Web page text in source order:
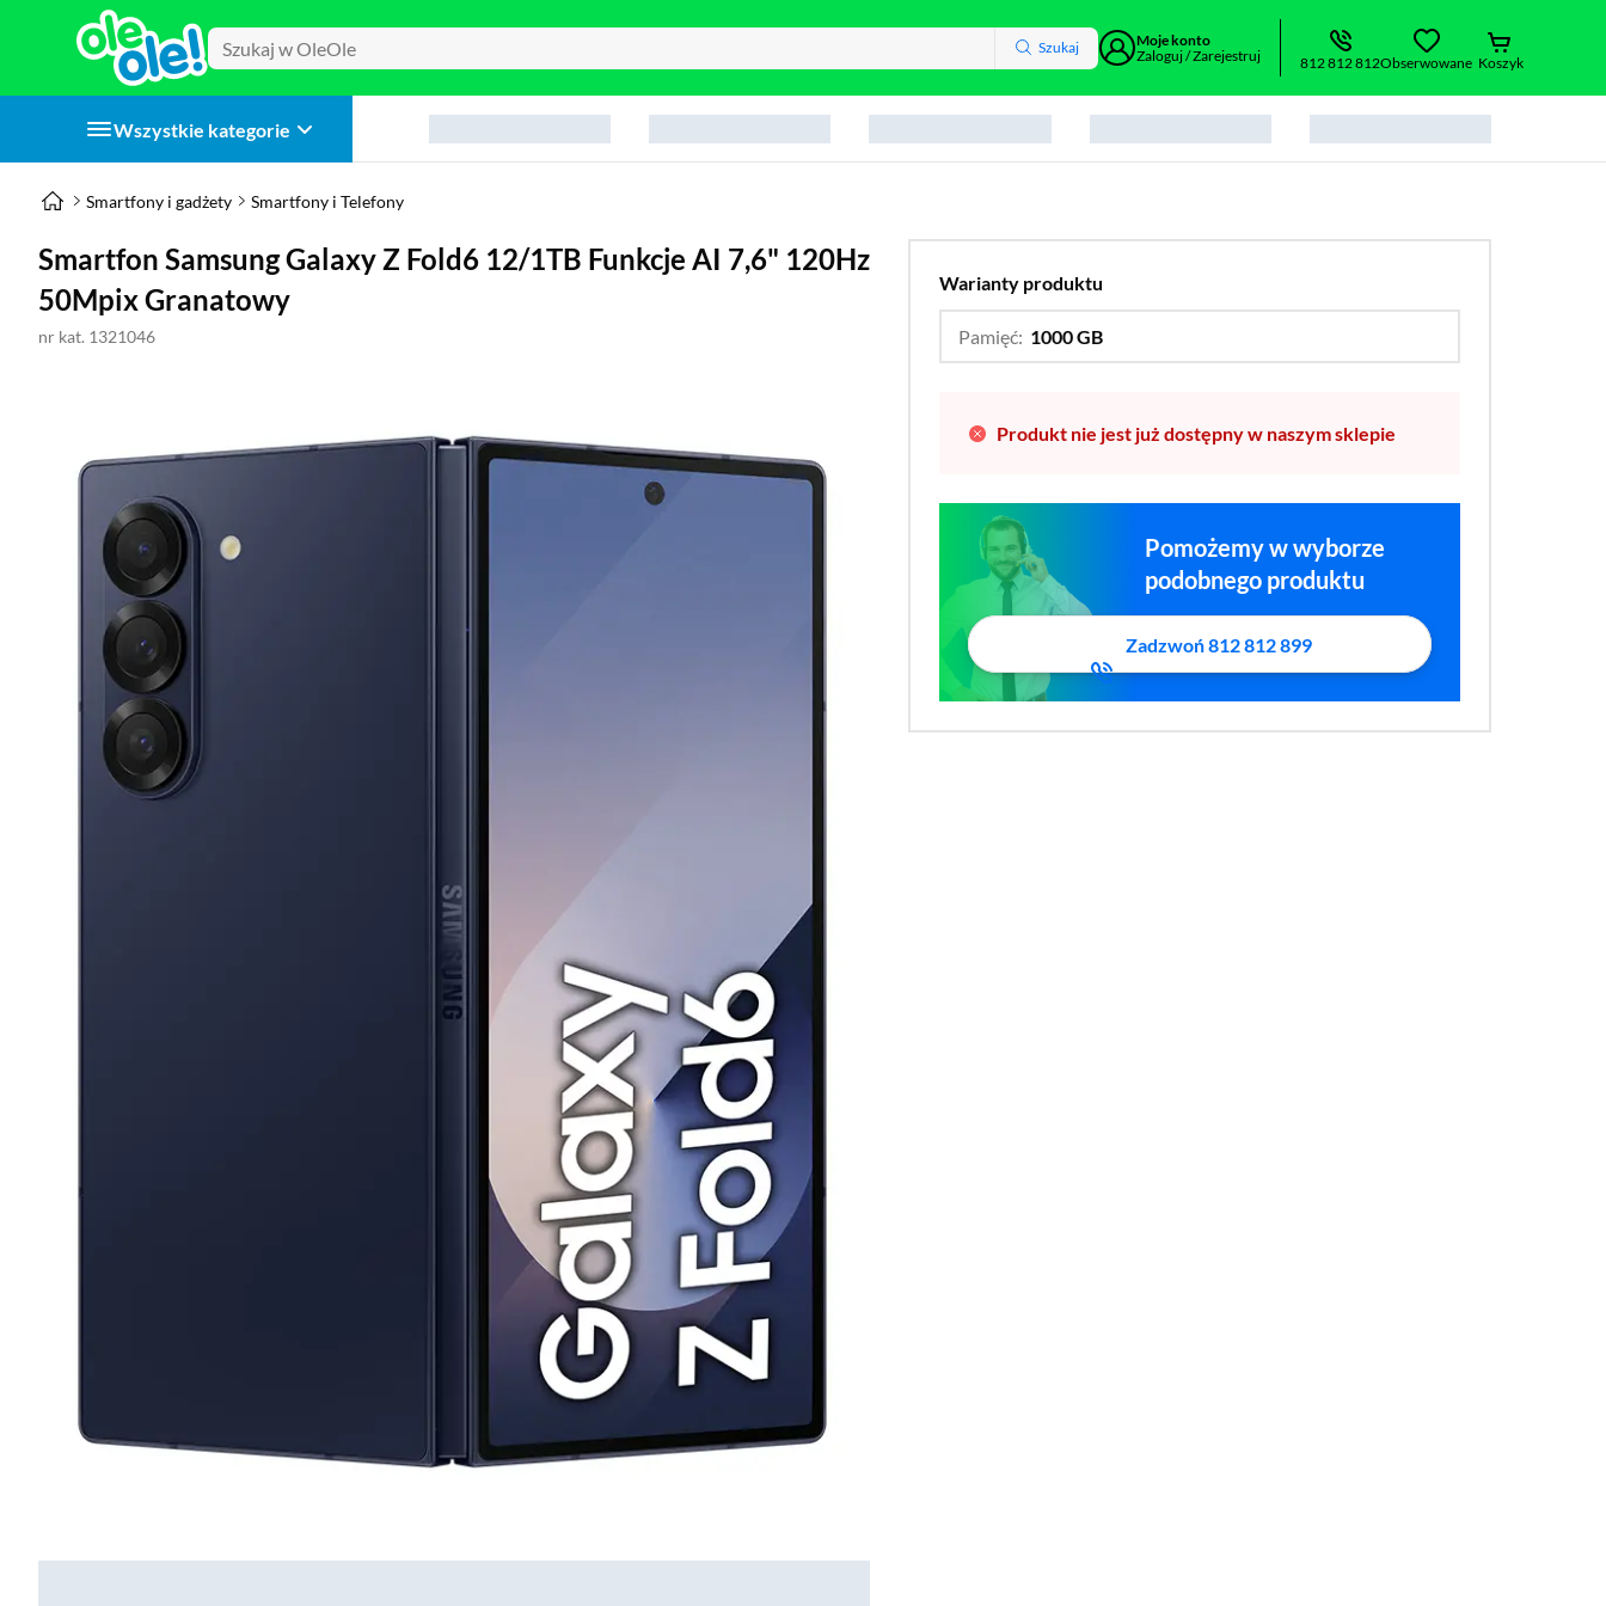
Szukaj
Moje konto
Zaloguj / Zarejestruj
812 812 812Obserwowane Koszyk
Wszystkie kategorie
Smartfony i gadżety Smartfony i Telefony
Smartfon Samsung Galaxy Z Fold6 12/1TB Funkcje AI 7,6" 120Hz
50Mpix Granatowy
nr kat. 1321046
Warianty produktu
Pamięć: 1000 GB
Produkt nie jest już dostępny w naszym sklepie
Pomożemy w wyborze
podobnego produktu
Zadzwoń 812 812 899